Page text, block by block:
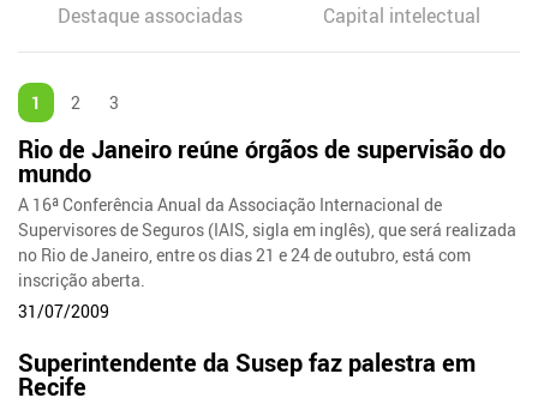
Destaque associadas
Capital intelectual
1 2 3
Rio de Janeiro reúne órgãos de supervisão do
mundo
A 16ª Conferência Anual da Associação Internacional de
Supervisores de Seguros (IAIS, sigla em inglês), que será realizada
no Rio de Janeiro, entre os dias 21 e 24 de outubro, está com
inscrição aberta.
31/07/2009
Superintendente da Susep faz palestra em
Recife